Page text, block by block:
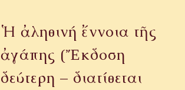
Ἡ ἀληθινή ἔννοια τῆς
ἀγάπης (Ἔκδοση
δεύτερη – διατίθεται